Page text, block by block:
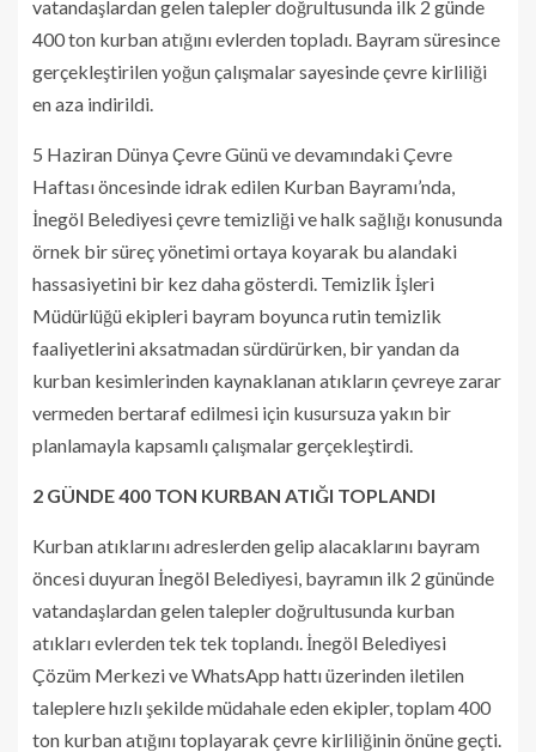
vatandaşlardan gelen talepler doğrultusunda ilk 2 günde
400 ton kurban atığını evlerden topladı. Bayram süresince
gerçekleştirilen yoğun çalışmalar sayesinde çevre kirliliği
en aza indirildi.
5 Haziran Dünya Çevre Günü ve devamındaki Çevre
Haftası öncesinde idrak edilen Kurban Bayramı’nda,
İnegöl Belediyesi çevre temizliği ve halk sağlığı konusunda
örnek bir süreç yönetimi ortaya koyarak bu alandaki
hassasiyetini bir kez daha gösterdi. Temizlik İşleri
Müdürlüğü ekipleri bayram boyunca rutin temizlik
faaliyetlerini aksatmadan sürdürürken, bir yandan da
kurban kesimlerinden kaynaklanan atıkların çevreye zarar
vermeden bertaraf edilmesi için kusursuza yakın bir
planlamayla kapsamlı çalışmalar gerçekleştirdi.
2 GÜNDE 400 TON KURBAN ATIĞI TOPLANDI
Kurban atıklarını adreslerden gelip alacaklarını bayram
öncesi duyuran İnegöl Belediyesi, bayramın ilk 2 gününde
vatandaşlardan gelen talepler doğrultusunda kurban
atıkları evlerden tek tek toplandı. İnegöl Belediyesi
Çözüm Merkezi ve WhatsApp hattı üzerinden iletilen
taleplere hızlı şekilde müdahale eden ekipler, toplam 400
ton kurban atığını toplayarak çevre kirliliğinin önüne geçti.